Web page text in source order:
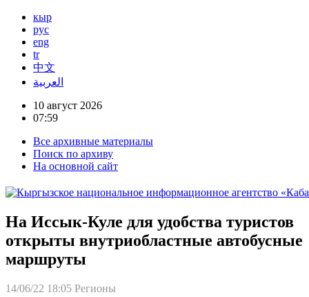
кыр
рус
eng
tr
中文
العربية
10 август 2026
07:59
Все архивные материалы
Поиск по архиву
На основной сайт
На Иссык-Куле для удобства туристов
открыты внутриобластные автобусные
маршруты
14/06/22 18:05 Регионы